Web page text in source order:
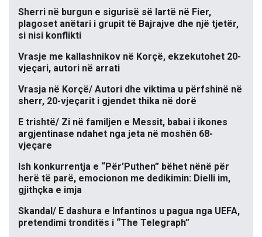
Sherri në burgun e sigurisë së lartë në Fier,
plagoset anëtari i grupit të Bajrajve dhe një tjetër,
si nisi konflikti
Vrasje me kallashnikov në Korçë, ekzekutohet 20-
vjeçari, autori në arrati
Vrasja në Korçë/ Autori dhe viktima u përfshinë në
sherr, 20-vjeçarit i gjendet thika në dorë
E trishtë/ Zi në familjen e Messit, babai i ikones
argjentinase ndahet nga jeta në moshën 68-
vjeçare
Ish konkurrentja e “Për’Puthen” bëhet nënë për
herë të parë, emocionon me dedikimin: Dielli im,
gjithçka e imja
Skandal/ E dashura e Infantinos u pagua nga UEFA,
pretendimi tronditës i “The Telegraph”